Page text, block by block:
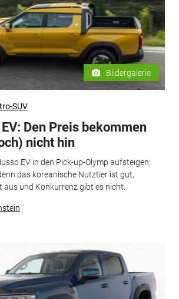
Bildergalerie
SUV
Den Preis bekommen
nicht hin
EV in den Pick-up-Olymp aufsteigen.
das koreanische Nutztier ist gut,
aus und Konkurrenz gibt es nicht.